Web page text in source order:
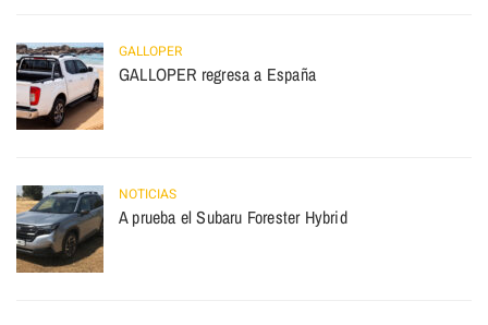
GALLOPER
GALLOPER regresa a España
NOTICIAS
A prueba el Subaru Forester Hybrid